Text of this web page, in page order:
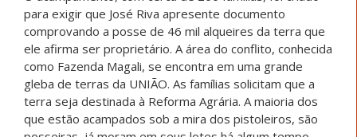
para exigir que José Riva apresente documento
comprovando a posse de 46 mil alqueires da terra que
ele afirma ser proprietário. A área do conflito, conhecida
como Fazenda Magali, se encontra em uma grande
gleba de terras da UNIÃO. As famílias solicitam que a
terra seja destinada à Reforma Agrária. A maioria dos
que estão acampados sob a mira dos pistoleiros, são